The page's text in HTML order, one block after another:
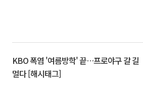
KBO 폭염 '여름방학' 끝…프로야구 갈 길
멀다 [해시태그]